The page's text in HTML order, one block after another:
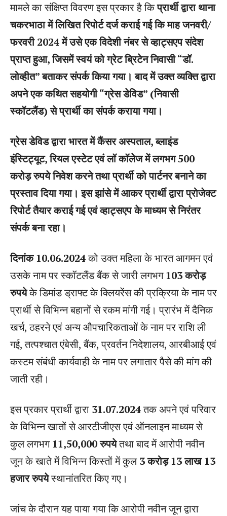
मामले का संक्षिप्त विवरण इस प्रकार है किप्रार्थी द्वारा थाना
चकरभाठा में लिखित रिपोर्ट दर्ज कराई गई कि माह जनवरी/
फरवरी 2024 में उसे एक विदेशी नंबर से व्हाट्सएप संदेश
प्राप्त हुआ, जिसमें स्वयं को ग्रेट ब्रिटेन निवासी “डॉ.
लोव्हीत” बताकर संपर्क किया गया। बाद में उक्त व्यक्ति द्वारा
अपने एक कथित सहयोगी “ग्रेस डेविड” (निवासी
स्कॉटलैंड) से प्रार्थी का संपर्क कराया गया।
ग्रेस डेविड द्वारा भारत में कैंसर अस्पताल, ब्लाइंड
इंस्टिट्यूट, रियल एस्टेट एवं लॉ कॉलेज में लगभग 500
करोड़ रुपये निवेश करने तथा प्रार्थी को पार्टनर बनाने का
प्रस्ताव दिया गया। इस झांसे में आकर प्रार्थी द्वारा प्रोजेक्ट
रिपोर्ट तैयार कराई गई एवं व्हाट्सएप के माध्यम से निरंतर
संपर्क बना रहा।
दिनांक 10.06.2024को उक्त महिला के भारत आगमन एवं
उसके नाम पर स्कॉटलैंड बैंक से जारी लगभग103 करोड़
रुपयेके डिमांड ड्राफ्ट के क्लियरेंस की प्रक्रिया के नाम पर
प्रार्थी से विभिन्न बहानों से रकम मांगी गई। प्रारंभ में दैनिक
खर्च, ठहरने एवं अन्य औपचारिकताओं के नाम पर राशि ली
गई, तत्पश्चात एंबेसी, बैंक, प्रवर्तन निदेशालय, आरबीआई एवं
कस्टम संबंधी कार्यवाही के नाम पर लगातार पैसे की मांग की
जाती रही।
इस प्रकार प्रार्थी द्वारा 31.07.2024तक अपने एवं परिवार
के विभिन्न खातों से आरटीजीएस एवं ऑनलाइन माध्यम से
कुल लगभग11,50,000 रुपयेतथा बाद में आरोपी नवीन
जून के खाते में विभिन्न किस्तों में कुल3 करोड़ 13 लाख 13
हजार रुपयेस्थानांतरित किए गए।
जांच के दौरान यह पाया गया कि आरोपी नवीन जून द्वारा